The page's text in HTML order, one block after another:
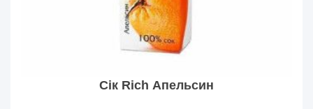
Сік Rich Апельсин